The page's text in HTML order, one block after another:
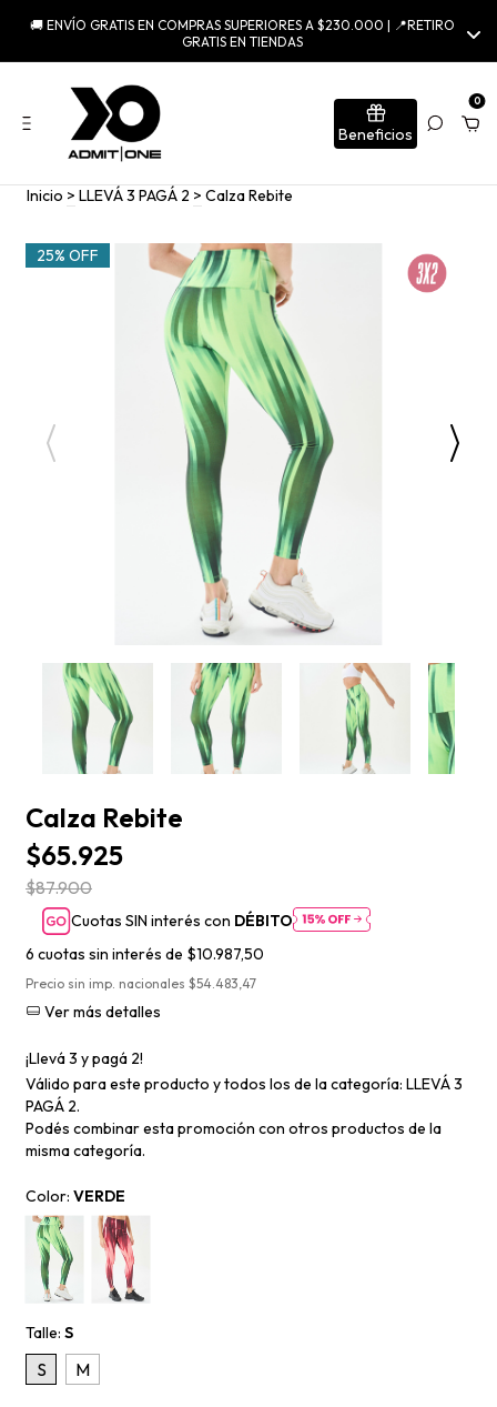
🚚 ENVÍO GRATIS EN COMPRAS SUPERIORES A $230.000 | 📍RETIRO
GRATIS EN TIENDAS
Beneficios
0
Inicio > LLEVÁ 3 PAGÁ 2 > Calza Rebite
25% OFF
Calza Rebite
$65.925
$87.900
Cuotas SIN interés con DÉBITO
6 cuotas sin interés de $10.987,50
Precio sin imp. nacionales $54.483,47
Ver más detalles
¡Llevá 3 y pagá 2!
Válido para este producto y todos los de la categoría: LLEVÁ 3
PAGÁ 2.
Podés combinar esta promoción con otros productos de la
misma categoría.
Color: VERDE
Talle: S
S M